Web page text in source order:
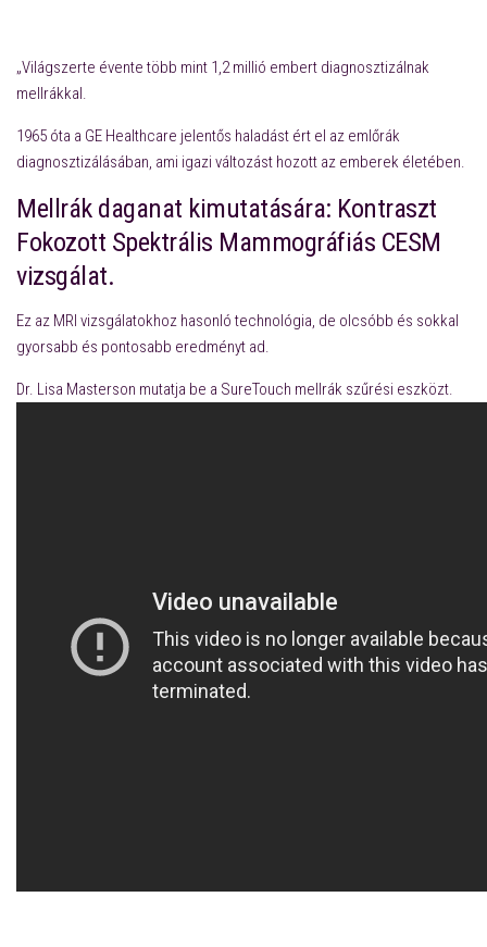
„Világszerte évente több mint 1,2 millió embert diagnosztizálnak
mellrákkal.
1965 óta a GE Healthcare jelentős haladást ért el az emlőrák
diagnosztizálásában, ami igazi változást hozott az emberek életében.
Mellrák daganat kimutatására: Kontraszt
Fokozott Spektrális Mammográfiás CESM
vizsgálat.
Ez az MRI vizsgálatokhoz hasonló technológia, de olcsóbb és sokkal
gyorsabb és pontosabb eredményt ad.
Dr. Lisa Masterson mutatja be a SureTouch mellrák szűrési eszközt.